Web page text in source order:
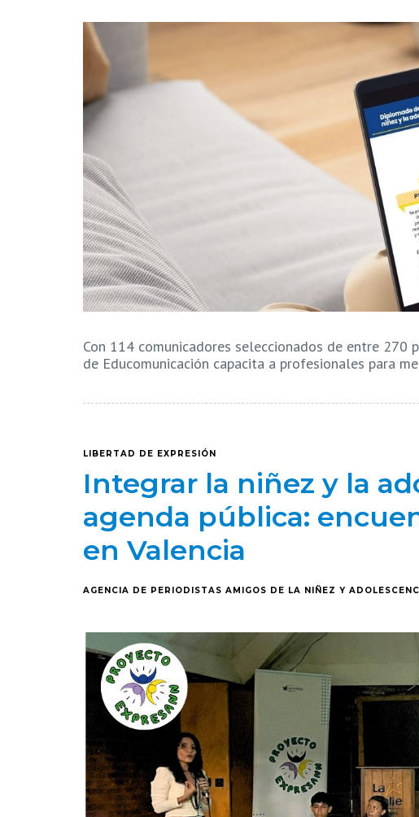
Con 114 comunicadores seleccionados de entre
de Educomunicación capacita a profesionales para
LIBERTAD DE EXPRESIÓN
Integrar la niñez y la
agenda pública:
en Valencia
AGENCIA DE PERIODISTAS AMIGOS DE LA NIÑEZ Y